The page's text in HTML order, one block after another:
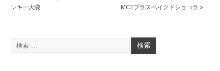
ンキー大袋
MCTプラスベイクドショコラ »